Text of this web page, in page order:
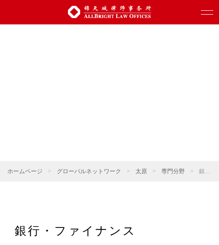
ホームページ > グローバルネットワーク > 太原 > 専門分野 > 銀行・ファイナンス
銀行・ファイナンス